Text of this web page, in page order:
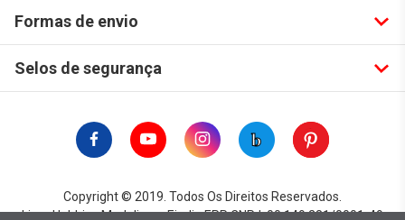
Formas de envio
Selos de segurança
Copyright © 2019. Todos Os Direitos Reservados.
Lima Hobbies Modelismo Eireli - EPP CNPJ: 00.149.281/0001-49